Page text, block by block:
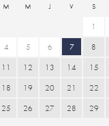
M M J V S
1
4 5 6 7 8
11 12 13 14 15
18 19 20 21 22
25 26 27 28 29